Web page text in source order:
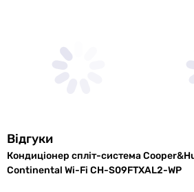
Глибина
внутрішнього
блоку в
Відгуки
Кондиціонер спліт-система
Continental Wi-Fi CH-S09FTXAL2-WP